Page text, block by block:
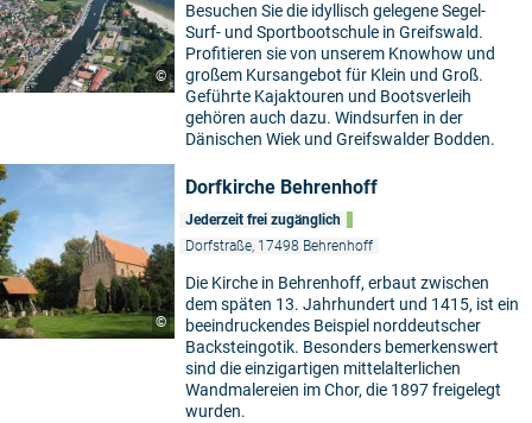
©
Besuchen Sie die idyllisch gelegene Segel-
Surf- und Sportbootschule in Greifswald.
Profitieren sie von unserem Knowhow und
großem Kursangebot für Klein und Groß.
Geführte Kajaktouren und Bootsverleih
gehören auch dazu. Windsurfen in der
Dänischen Wiek und Greifswalder Bodden.
©
Dorfkirche Behrenhoff
Jederzeit frei zugänglich
Dorfstraße, 17498 Behrenhoff
Die Kirche in Behrenhoff, erbaut zwischen
dem späten 13. Jahrhundert und 1415, ist ein
beeindruckendes Beispiel norddeutscher
Backsteingotik. Besonders bemerkenswert
sind die einzigartigen mittelalterlichen
Wandmalereien im Chor, die 1897 freigelegt
wurden.